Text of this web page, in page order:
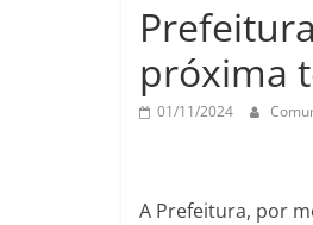
próxima
01/11/2024
A Prefeitura, por